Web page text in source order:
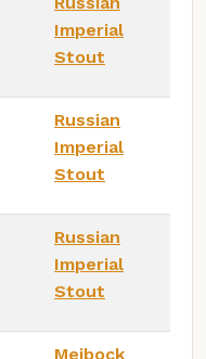
Imperial
Stout
Russian
Imperial
Stout
Russian
Imperial
Stout
Meibock